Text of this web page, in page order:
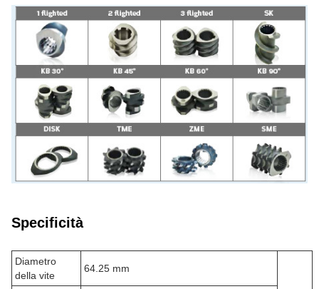
Specificità
Diametro
della vite
64.25 mm